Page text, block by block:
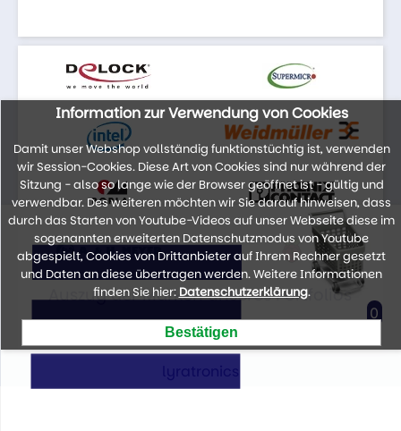
Auszug der Marken unseres Portfolios
Information zur Verwendung von Cookies
Damit unser Webshop vollständig funktionstüchtig ist, verwenden
wir Session-Cookies. Diese Art von Cookies sind nur während der
Sitzung - also so lange wie der Browser geöffnet ist - gültig und
verwendbar. Des weiteren möchten wir Sie darauf hinweisen, dass
durch das Starten von Youtube-Videos auf unser Webseite diese im
sogenannten erweiterten Datenschutzmodus von Youtube
abgespielt, Cookies von Drittanbieter auf Ihrem Rechner gesetzt
und Daten an diese übertragen werden. Weitere Informationen
finden Sie hier: Datenschutzerklärung.
0